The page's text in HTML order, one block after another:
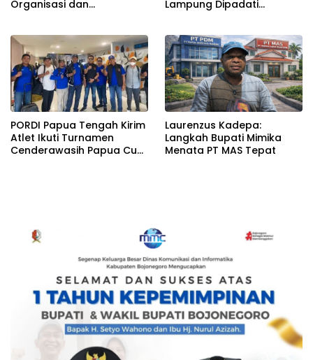
Organisasi dan
RTMM–SPSI
Lampung Dipadati
PORDI Papua Tengah Kirim
Atlet Ikuti Turnamen
Cenderawasih Papua Cup
Laurenzus Kadepa:
Langkah Bupati Mimika
Menata PT MAS Tepat